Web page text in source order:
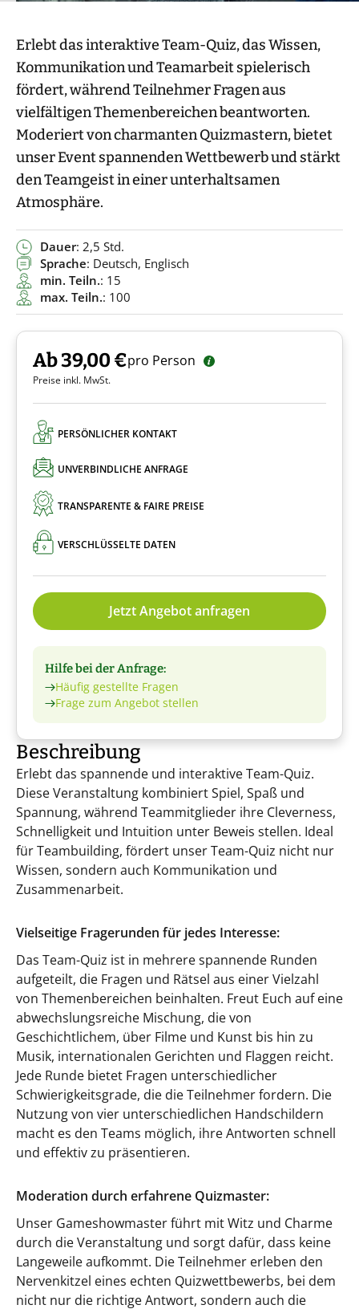
Erlebt das interaktive Team-Quiz, das Wissen,
Kommunikation und Teamarbeit spielerisch
fördert, während Teilnehmer Fragen aus
vielfältigen Themenbereichen beantworten.
Moderiert von charmanten Quizmastern, bietet
unser Event spannenden Wettbewerb und stärkt
den Teamgeist in einer unterhaltsamen
Atmosphäre.
Dauer: 2,5 Std.
Sprache: Deutsch, Englisch
min. Teiln.: 15
max. Teiln.: 100
Ab 39,00 €pro Person
Preise inkl. MwSt.
PERSÖNLICHER KONTAKT
UNVERBINDLICHE ANFRAGE
TRANSPARENTE & FAIRE PREISE
VERSCHLÜSSELTE DATEN
Jetzt Angebot anfragen
Hilfe bei der Anfrage:
Häufig gestellte Fragen
Frage zum Angebot stellen
Beschreibung
Erlebt das spannende und interaktive Team-Quiz.
Diese Veranstaltung kombiniert Spiel, Spaß und
Spannung, während Teammitglieder ihre Cleverness,
Schnelligkeit und Intuition unter Beweis stellen. Ideal
für Teambuilding, fördert unser Team-Quiz nicht nur
Wissen, sondern auch Kommunikation und
Zusammenarbeit.
Vielseitige Fragerunden für jedes Interesse:
Das Team-Quiz ist in mehrere spannende Runden
aufgeteilt, die Fragen und Rätsel aus einer Vielzahl
von Themenbereichen beinhalten. Freut Euch auf eine
abwechslungsreiche Mischung, die von
Geschichtlichem, über Filme und Kunst bis hin zu
Musik, internationalen Gerichten und Flaggen reicht.
Jede Runde bietet Fragen unterschiedlicher
Schwierigkeitsgrade, die die Teilnehmer fordern. Die
Nutzung von vier unterschiedlichen Handschildern
macht es den Teams möglich, ihre Antworten schnell
und effektiv zu präsentieren.
Moderation durch erfahrene Quizmaster:
Unser Gameshowmaster führt mit Witz und Charme
durch die Veranstaltung und sorgt dafür, dass keine
Langeweile aufkommt. Die Teilnehmer erleben den
Nervenkitzel eines echten Quizwettbewerbs, bei dem
nicht nur die richtige Antwort, sondern auch die